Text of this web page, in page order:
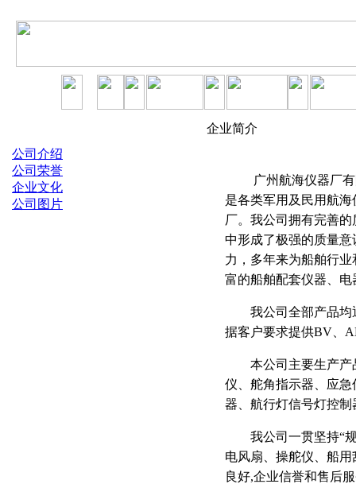
公司介绍
公司荣誉
企业文化
公司图片
企业简介
广州航海仪器厂有
是各类军用及民用航
厂。我公司拥有完善的
中形成了极强的质量
力，多年来为船舶行
富的船舶配套仪器、电
我公司全部产品均
据客户要求提供BV、
本公司主要生产产品
仪、舵角指示器、应
器、航行灯信号灯控
我公司一贯坚持“规
电风扇、操舵仪、船
良好,企业信誉和售后